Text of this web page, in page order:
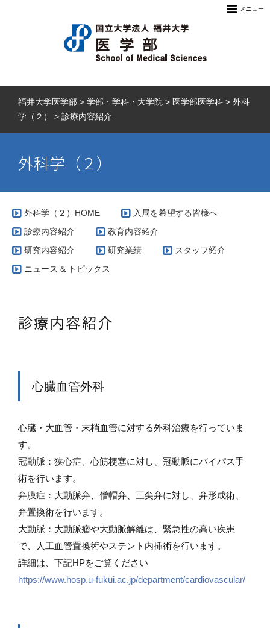
メニュー
福井大学医学部 > 学部・学科・大学院 > 医学部医学科 > 外科
学（２）
> 診療内容紹介
外科学（２）
外科学（２）HOME
入局を希望する皆様へ
診療内容紹介
教育内容紹介
研究内容紹介
研究業績
スタッフ紹介
ニュース & トピックス
診療内容紹介
心臓血管外科
心臓・大血管・末梢血管に対する外科治療を行っていま
す。
冠動脈：狭心症、心筋梗塞に対し、冠動脈にバイパス手
術を行います。
弁膜症：大動脈弁、僧帽弁、三尖弁に対し、弁形成術、
弁置換術を行います。
大動脈：大動脈瘤や大動脈解離は、緊急性の高い疾患
で、人工血管置換術やステント内挿術を行います。
詳細は、下記HPをご覧ください
https://www.hosp.u-fukui.ac.jp/department/cardiovascular/